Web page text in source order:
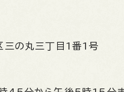
三の丸三丁目1番1号